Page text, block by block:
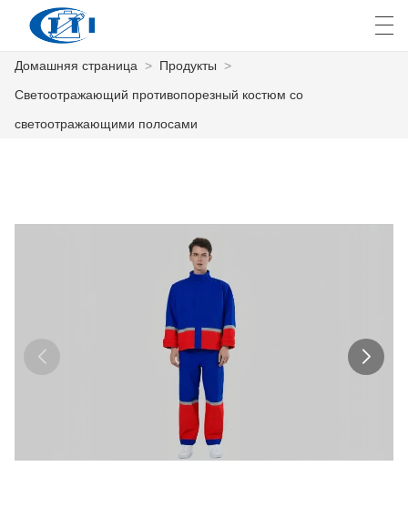
ВИДЕО
العربية česky Deutsch
Домашняя страница > Продукты >
Светоотражающий противопорезный костюм со
светоотражающими полосами